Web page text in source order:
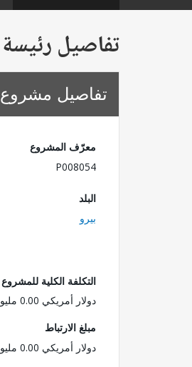
تفاصيل رئيسة
تفاصيل مشروع
معرّف المشروع
P008054
البلد
بيرو
التكلفة الكلية للمشروع
دولار أمريكي 0.00 مليون
مبلغ الارتباط
دولار أمريكي 0.00 مليون